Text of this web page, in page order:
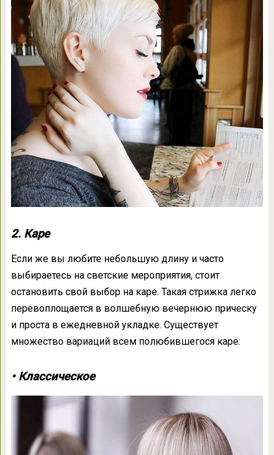
2. Каре
Если же вы любите небольшую длину и часто
выбираетесь на светские мероприятия, стоит
остановить свой выбор на каре. Такая стрижка легко
перевоплощается в волшебную вечернюю прическу
и проста в ежедневной укладке. Существует
множество вариаций всем полюбившегося каре:
• Классическое